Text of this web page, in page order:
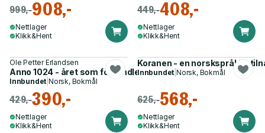
999,-908,-
Nettlager
Klikk&Hent
449,-408,-
Nettlager
Klikk&Hent
Ole Petter Erlandsen
Anno 1024 - året som forvandlet Norge
Innbundet |Norsk, Bokmål
429,-390,-
Nettlager
Klikk&Hent
Koranen - en norskspråklig
Innbundet |Norsk, Bokmål
625,-568,-
Nettlager
Klikk&Hent